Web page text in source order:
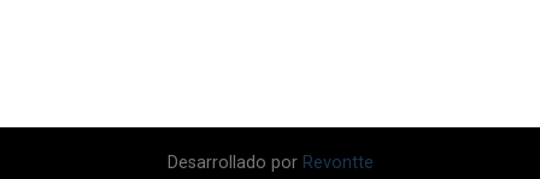
Desarrollado por Revontte